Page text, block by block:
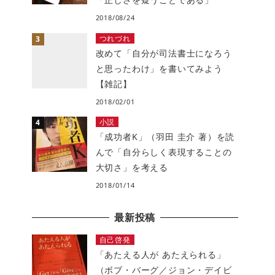
2018/08/24
つれづれ
改めて「自分が司法書士になろう
と思ったわけ」を書いてみよう
【雑記】
2018/02/01
小説
「成功者K」（羽田 圭介 著）を読
んで「自分らしく表現することの
大切さ」を考える
2018/01/14
最新投稿
自己啓発
「あたえる人が あたえられる」
（ボブ・バーグ／ジョン・デイビ